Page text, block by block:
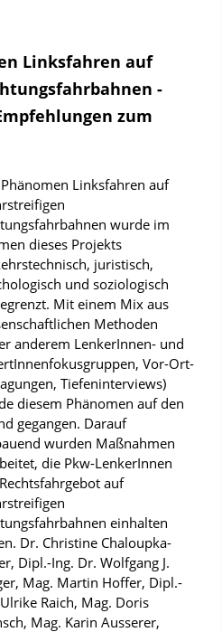
Linksfahren auf
-
zum
Linksfahren auf
wurde im
dieses Projekts
juristisch,
und soziologisch
Mit einem Mix aus
Methoden
anderem LenkerInnen- und
Vor-Ort-
Tiefeninterviews)
diesem Phänomen auf den
gegangen. Darauf
wurden Maßnahmen
die Pkw-LenkerInnen
auf
einhalten
Dr. Christine Chaloupka-
Dipl.-Ing. Dr. Wolfgang J.
Mag. Martin Hoffer, Dipl.-
Raich, Mag. Doris
Mag. Karin Ausserer,